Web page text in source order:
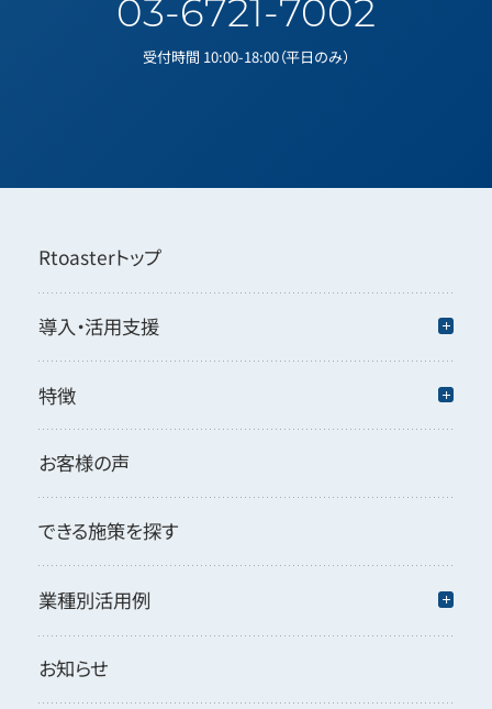
03-6721-7002
受付時間 10:00-18:00（平日のみ）
Rtoasterトップ
導入・活用支援
特徴
お客様の声
できる施策を探す
業種別活用例
お知らせ